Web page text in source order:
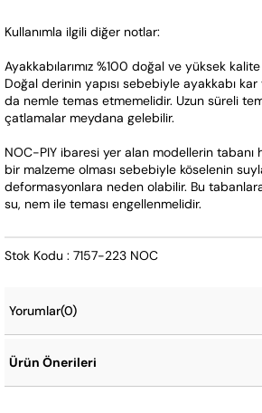
Kullanımla ilgili diğer notlar:
Ayakkabılarımız %100 doğal ve yüksek
Doğal derinin yapısı sebebiyle ayakkabı
da nemle temas etmemelidir. Uzun süreli
çatlamalar meydana gelebilir.
NOC-PIY ibaresi yer alan modellerin tabanı
bir malzeme olması sebebiyle köselenin
deformasyonlara neden olabilir. Bu tabanlara
su, nem ile teması engellenmelidir.
Stok Kodu : 7157-223 NOC
Yorumlar(0)
Ürün Önerileri